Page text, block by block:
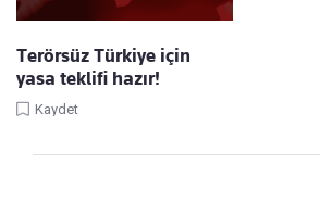
Terörsüz Türkiye için
yasa teklifi hazır!
Kaydet